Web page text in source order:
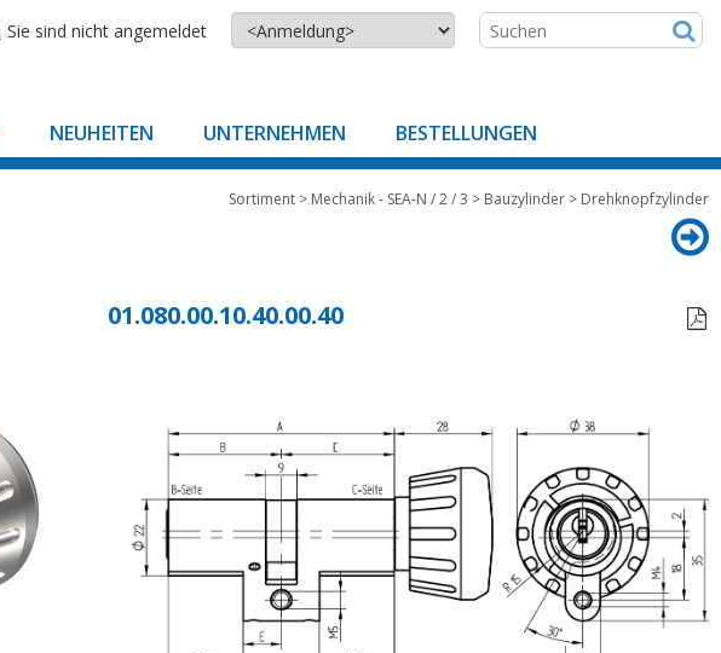
Sie sind nicht angemeldet
NEUHEITEN UNTERNEHMEN BESTELLUNGEN
Sortiment > Mechanik - SEA-N / 2 / 3 > Bauzylinder > Drehknopfzylinder
01.080.00.10.40.00.40
